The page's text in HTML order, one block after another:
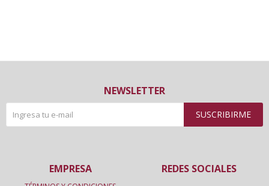
NEWSLETTER
SUSCRIBIRME
REDES SOCIALES
EMPRESA